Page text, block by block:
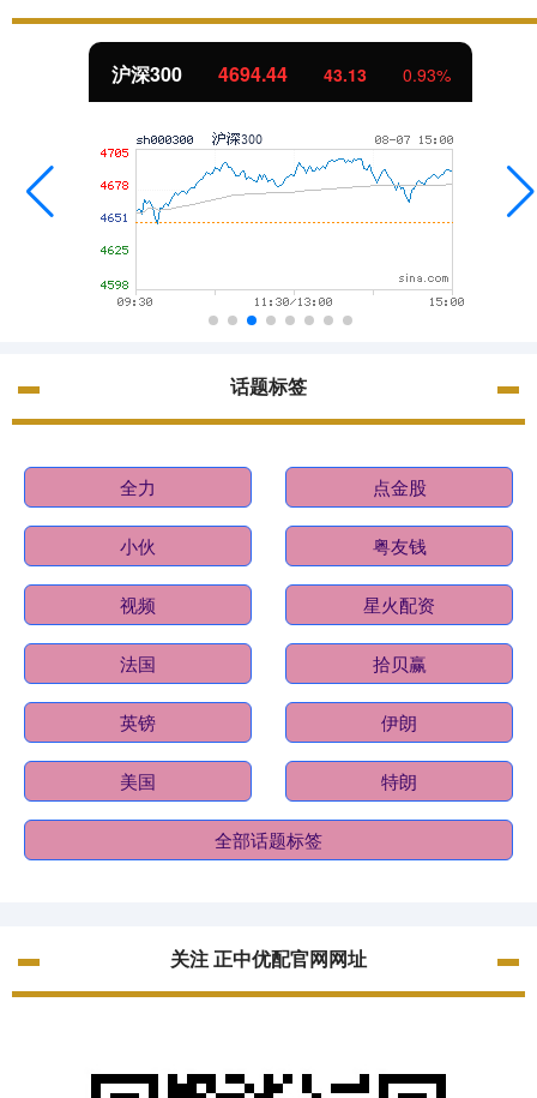
沪深300 4694.44 43.13 0.93%
话题标签
全力 点金股
小伙 粤友钱
视频 星火配资
法国 拾贝赢
英镑 伊朗
美国 特朗
全部话题标签
关注 正中优配官网网址